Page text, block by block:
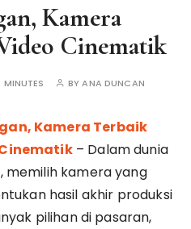
Kamera
Cinematik
MINUTES BYANA DUNCAN
Kamera Terbaik
– Dalam dunia
memilih kamera yang
hasil akhir produksi
pilihan di pasaran,